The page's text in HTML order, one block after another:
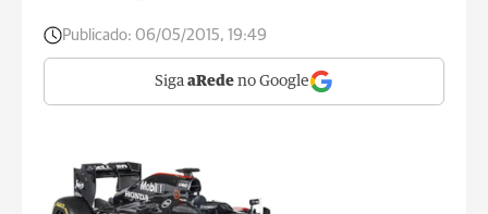
Publicado: 06/05/2015, 19:49
Siga aRede no Google